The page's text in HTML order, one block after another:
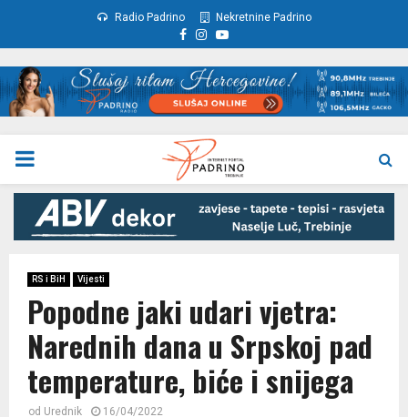
Radio Padrino Nekretnine Padrino
Facebook
Instagram
Youtube
PRIMARY
MENU
RS i BiH Vijesti
Popodne jaki udari vjetra:
Narednih dana u Srpskoj pad
temperature, biće i snijega
od Urednik 16/04/2022